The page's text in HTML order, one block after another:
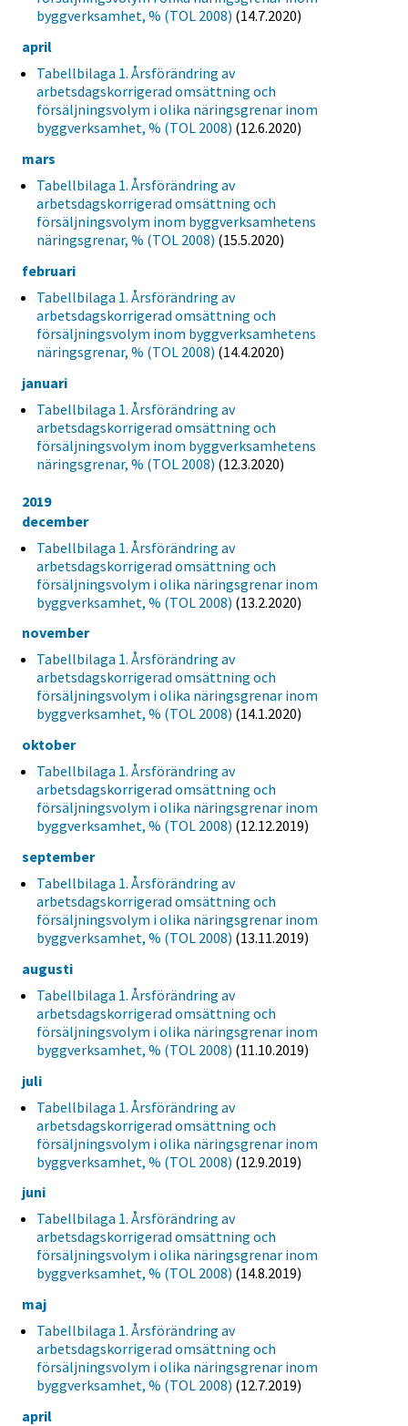
byggverksamhet, % (TOL 2008) (14.7.2020)
april
Tabellbilaga 1. Årsförändring av
arbetsdagskorrigerad omsättning och
försäljningsvolym i olika näringsgrenar inom
byggverksamhet, % (TOL 2008) (12.6.2020)
mars
Tabellbilaga 1. Årsförändring av
arbetsdagskorrigerad omsättning och
försäljningsvolym inom byggverksamhetens
näringsgrenar, % (TOL 2008) (15.5.2020)
februari
Tabellbilaga 1. Årsförändring av
arbetsdagskorrigerad omsättning och
försäljningsvolym inom byggverksamhetens
näringsgrenar, % (TOL 2008) (14.4.2020)
januari
Tabellbilaga 1. Årsförändring av
arbetsdagskorrigerad omsättning och
försäljningsvolym inom byggverksamhetens
näringsgrenar, % (TOL 2008) (12.3.2020)
2019
december
Tabellbilaga 1. Årsförändring av
arbetsdagskorrigerad omsättning och
försäljningsvolym i olika näringsgrenar inom
byggverksamhet, % (TOL 2008) (13.2.2020)
november
Tabellbilaga 1. Årsförändring av
arbetsdagskorrigerad omsättning och
försäljningsvolym i olika näringsgrenar inom
byggverksamhet, % (TOL 2008) (14.1.2020)
oktober
Tabellbilaga 1. Årsförändring av
arbetsdagskorrigerad omsättning och
försäljningsvolym i olika näringsgrenar inom
byggverksamhet, % (TOL 2008) (12.12.2019)
september
Tabellbilaga 1. Årsförändring av
arbetsdagskorrigerad omsättning och
försäljningsvolym i olika näringsgrenar inom
byggverksamhet, % (TOL 2008) (13.11.2019)
augusti
Tabellbilaga 1. Årsförändring av
arbetsdagskorrigerad omsättning och
försäljningsvolym i olika näringsgrenar inom
byggverksamhet, % (TOL 2008) (11.10.2019)
juli
Tabellbilaga 1. Årsförändring av
arbetsdagskorrigerad omsättning och
försäljningsvolym i olika näringsgrenar inom
byggverksamhet, % (TOL 2008) (12.9.2019)
juni
Tabellbilaga 1. Årsförändring av
arbetsdagskorrigerad omsättning och
försäljningsvolym i olika näringsgrenar inom
byggverksamhet, % (TOL 2008) (14.8.2019)
maj
Tabellbilaga 1. Årsförändring av
arbetsdagskorrigerad omsättning och
försäljningsvolym i olika näringsgrenar inom
byggverksamhet, % (TOL 2008) (12.7.2019)
april